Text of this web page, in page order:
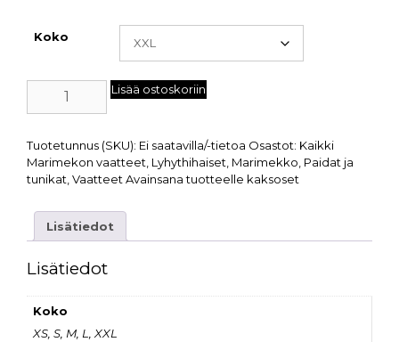
Koko
Lisää ostoskoriin
Tuotetunnus (SKU): Ei saatavilla/-tietoa Osastot: Kaikki
Marimekon vaatteet Lyhythihaiset Marimekko Paidat ja
tunikat Vaatteet Avainsana tuotteelle kaksoset
Lisätiedot
Lisätiedot
Koko
XS, S, M, L, XXL